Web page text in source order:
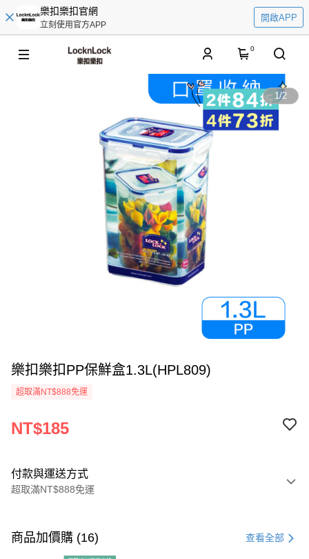
樂扣樂扣官網
立刻使用官方APP
開啟APP
0
1/2
樂扣樂扣PP保鮮盒1.3L(HPL809)
超取滿NT$888免運
NT$185
付款與運送方式
超取滿NT$888免運
信用卡一次付款
商品加價購 (16) 查看全部